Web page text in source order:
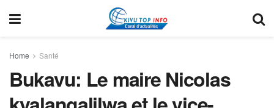
Home Santé
Bukavu: Le maire Nicolas